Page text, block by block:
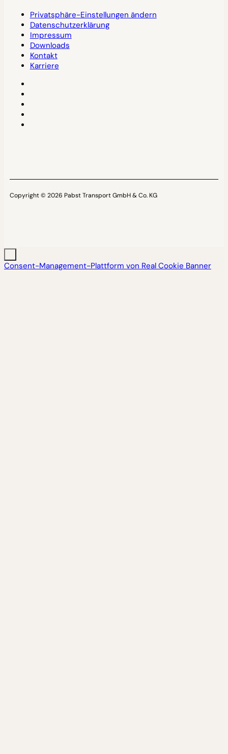
Privatsphäre-Einstellungen ändern
Datenschutzerklärung
Impressum
Downloads
Kontakt
Karriere
Copyright © 2026 Pabst Transport GmbH & Co. KG
Consent-Management-Plattform von Real Cookie Banner